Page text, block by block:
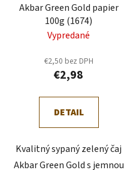
Akbar Green Gold papier
100g (1674)
Vypredané
€2,50 bez DPH
€2,98
DETAIL
Kvalitný sypaný zelený čaj
Akbar Green Gold s jemnou